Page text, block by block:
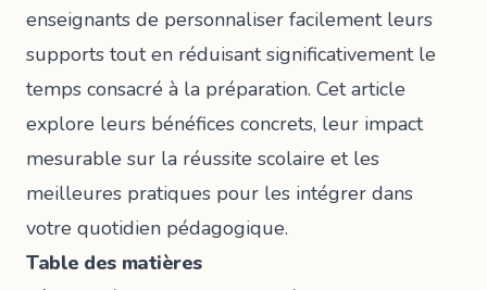
enseignants de personnaliser facilement leurs
supports tout en réduisant significativement le
temps consacré à la préparation. Cet article
explore leurs bénéfices concrets, leur impact
mesurable sur la réussite scolaire et les
meilleures pratiques pour les intégrer dans
votre quotidien pédagogique.
Table des matières